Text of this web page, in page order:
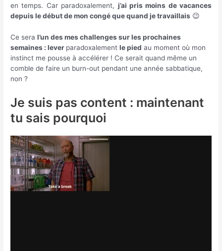
en temps. Car paradoxalement, j’ai pris moins de vacances
depuis le début de mon congé que quand je travaillais 😉
Ce seral’un des mes challenges sur les prochaines
semaines : lever paradoxalementle pied au moment où mon
instinct me pousse à accélérer ! Ce serait quand même un
comble de faire un burn-out pendant une année sabbatique,
non ?
Je suis pas content : maintenant
tu sais pourquoi